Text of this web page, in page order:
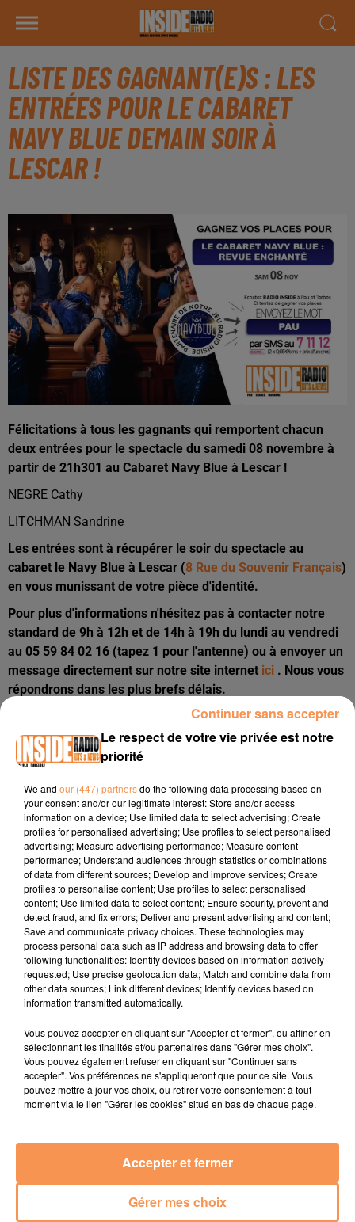
LISTE DES GAGNANT(E)S : LES
ENTRÉES POUR LE CABARET
NAVY BLUE DEMAIN SOIR À
LESCAR !
Félicitations à tous les gagnants qui remportent chacun
deux entrées pour le spectacle du samedi 08 novembre à
partir de 21h301 au Cabaret Navy Blue à Lescar !
NEGRE Cathy
LITCHMAN Sandrine
Les entrées sont à récupérer le soir du spectacle au
cabaret le Navy Blue à Lescar (8 Rue du Souvenir Français)
en vous munissant de votre pièce d'identité.
Pour plus d'informations n'hésitez pas à contacter notre
standard de 9h à 12h et de 14h à 19h du lundi au vendredi
au 05 59 84 02 16 (tapez 1 pour l'antenne) ou à envoyer un
message directement sur notre site internet ici . Nous vous
répondrons dans les plus brefs délais.
Publié : 7 novembre 2025 à 18h04 - Modifié : 7 novembre
2025 à 18h18
Le respect de votre vie privée est notre
priorité
We and our (447) partnersdo the following data processing based on
your consent and/or our legitimate interest: Store and/or access
information on a device; Use limited data to select advertising; Create
profiles for personalised advertising; Use profiles to select personalised
advertising; Measure advertising performance; Measure content
performance; Understand audiences through statistics or combinations
of data from different sources; Develop and improve services; Create
profiles to personalise content; Use profiles to select personalised
content; Use limited data to select content; Ensure security, prevent and
detect fraud, and fix errors; Deliver and present advertising and content;
Save and communicate privacy choices. These technologies may
process personal data such as IP address and browsing data to offer
following functionalities: Identify devices based on information actively
requested; Use precise geolocation data; Match and combine data from
other data sources; Link different devices; Identify devices based on
information transmitted automatically.
Vous pouvez accepter en cliquant sur "Accepter et fermer", ou affiner en
sélectionnant les finalités et/ou partenaires dans "Gérer mes choix".
Vous pouvez également refuser en cliquant sur "Continuer sans
accepter". Vos préférences ne s'appliqueront que pour ce site. Vous
pouvez mettre à jour vos choix, ou retirer votre consentement à tout
moment via le lien "Gérer les cookies" situé en bas de chaque page.
Gérer mes choix
Accepter et fermer
Continuer sans accepter